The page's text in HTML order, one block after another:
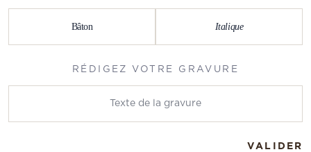
Bâton Italique
RÉDIGEZ VOTRE GRAVURE
VALIDER